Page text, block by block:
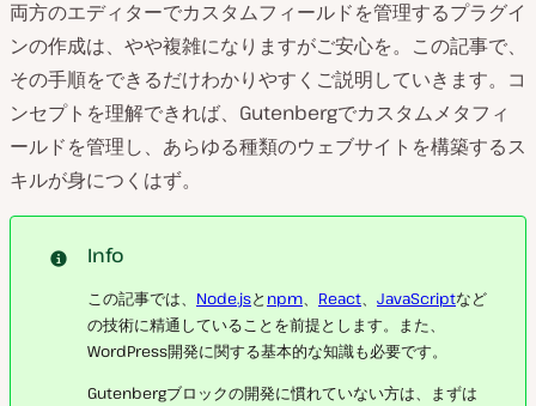
両方のエディターでカスタムフィールドを管理するプラグイ
ンの作成は、やや複雑になりますがご安心を。この記事で、
その手順をできるだけわかりやすくご説明していきます。コ
ンセプトを理解できれば、Gutenbergでカスタムメタフィ
ールドを管理し、あらゆる種類のウェブサイトを構築するス
キルが身につくはず。
Info
この記事では、 Node.jsと npm、 React、 JavaScriptなど
の技術に精通していることを前提とします。また、
WordPress開発に関する基本的な知識も必要です。
Gutenbergブロックの開発に慣れていない方は、まずは